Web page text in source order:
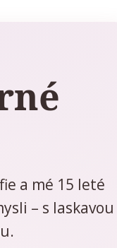
a mé 15 leté
– s laskavou